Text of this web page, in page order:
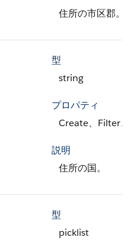
住所の市区郡。
型
string
プロパティ
Create、Filter
説明
住所の国。
型
picklist